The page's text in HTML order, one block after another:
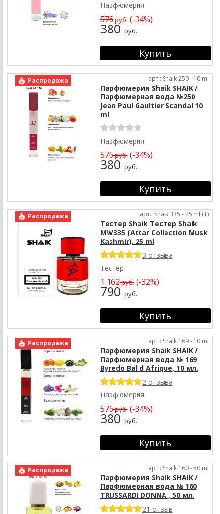
Парфюмерия
576руб.(-34%)
380 руб.
Распродажа арт.: Shaik 250 - 10 ml
Парфюмерия Shaik SHAIK /
Парфюмерная вода №250
Jean Paul Gaultier Scandal 10
ml
Парфюмерия
576руб.(-34%)
380 руб.
Распродажа арт.: Shaik 335 - 25 ml (T)
Тестер Shaik Тестер Shaik
MW335 (Attar Collection Musk
Kashmir), 25 ml
3 отзыва
Тестер
1 162руб.(-32%)
790 руб.
Распродажа арт.: Shaik 169 - 10 ml
Парфюмерия Shaik SHAIK /
Парфюмерная вода № 169
Byredo Bal d Afrique, 10 мл.
2 отзыва
Парфюмерия
576руб.(-34%)
380 руб.
Распродажа арт.: Shaik 160 - 50 ml
Парфюмерия Shaik SHAIK /
Парфюмерная вода № 160
TRUSSARDI DONNA , 50 мл.
21 отзыв